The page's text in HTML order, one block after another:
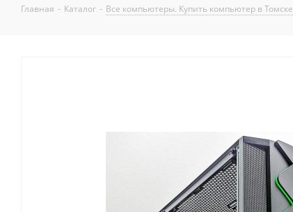
Главная - Каталог - Все компьютеры. Купить компьютер в Томске